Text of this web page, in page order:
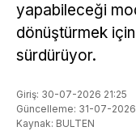
yapabileceği
dönüştürmek için
sürdürüyor.
Giriş: 30-07-2026 21:25
Güncelleme: 31-07-
Kaynak: BULTEN